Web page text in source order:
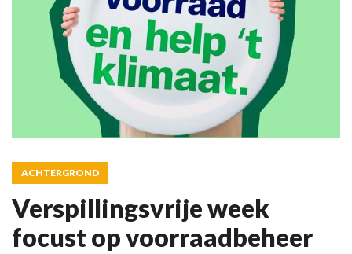
ACHTERGROND
Verspillingsvrije week
focust op voorraadbeheer